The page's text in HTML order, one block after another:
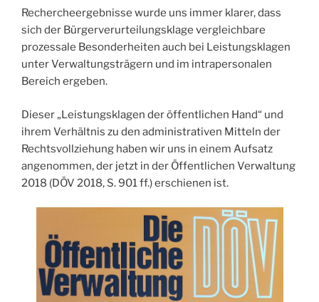
Rechercheergebnisse wurde uns immer klarer, dass
sich der Bürgerverurteilungsklage vergleichbare
prozessale Besonderheiten auch bei Leistungsklagen
unter Verwaltungsträgern und im intrapersonalen
Bereich ergeben.
Dieser „Leistungsklagen der öffentlichen Hand“ und
ihrem Verhältnis zu den administrativen Mitteln der
Rechtsvollziehung haben wir uns in einem Aufsatz
angenommen, der jetzt in der Öffentlichen Verwaltung
2018 (DÖV 2018, S. 901 ff.) erschienen ist.